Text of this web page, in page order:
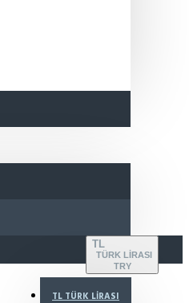
TL
TÜRK LIRASI
TRY
TL TÜRK LIRASI